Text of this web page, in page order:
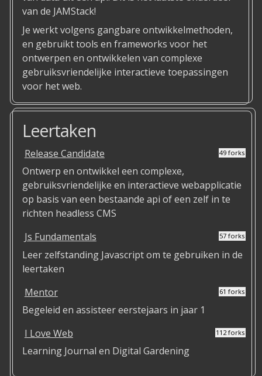
van de JAMStack!
⁠Je werkt volgens gangbare ontwikkelmethoden,
en gebruikt tools en frameworks voor het
ontwerpen en ontwikkelen van complexe
gebruiksvriendelijke interactieve toepassingen
voor het web.
Leertaken
Release Candidate 49 forks
Ontwerp en ontwikkel een complexe,
gebruiksvriendelijke en interactieve webapplicatie
op basis van een bestaande api of een zelf in te
richten headless CMS
Js Fundamentals
57 forks
Leer zelfstanding Javascript om te gebruiken in de
leertaken
Mentor
61 forks
Begeleid en assisteer eerstejaars in jaar 1
I Love Web
112 forks
Learning Journal en Digital Gardening